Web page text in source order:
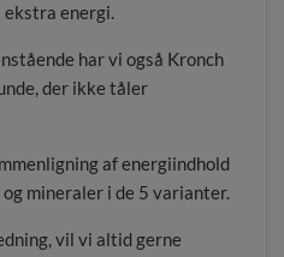
energi.
har vi også Kronch
der ikke tåler
af energiindhold
mineraler i de 5 varianter.
vil vi altid gerne